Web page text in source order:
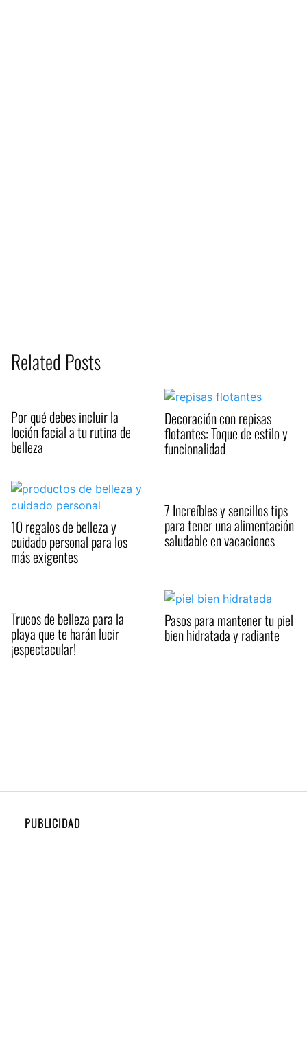
Related Posts
Por qué debes incluir la
loción facial a tu rutina de
belleza
Decoración con repisas
flotantes: Toque de estilo y
funcionalidad
10 regalos de belleza y
cuidado personal para los
más exigentes
7 Increíbles y sencillos tips
para tener una alimentación
saludable en vacaciones
Trucos de belleza para la
playa que te harán lucir
¡espectacular!
Pasos para mantener tu piel
bien hidratada y radiante
PUBLICIDAD